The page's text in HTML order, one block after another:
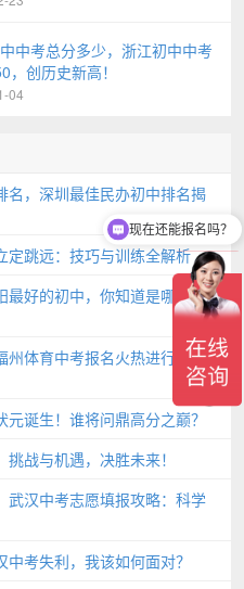
中考总分多少，浙江初中中考
，创历史新高！
04
名，深圳最佳民办初中排名揭
定跳远：技巧与训练全解析
最好的初中，你知道是哪所
州体育中考报名火热进行中，
诞生！谁将问鼎高分之巅？
战与机遇，决胜未来！
武汉中考志愿填报攻略：科学
考失利，我该如何面对？
可以介绍下你们的学校吗？
现在还能报名吗？